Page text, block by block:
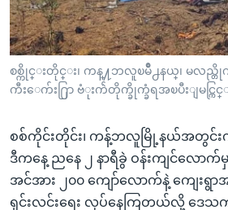
ကျော်
ကြည့်
ရန်
ရှာဖွေ
သို့
ကျော်
ရန်
ဘာသာစကားများ
စစ္ကိုင္းတိုင္း၊ ကန္႔ဘလူၿမိဳ႕နယ္၊ မလည္တို
ကီးေက်း႐ြာ ဗံုးက်ဲတိုက္ခိုက္ခံရအၿပီးျမင္ကြင္
စစ်ကိုင်းတိုင်း၊ ကန့်ဘလူမြို့နယ်အတွင်းက
ဒီကနေ့ ညနေ ၂ နာရီခွဲ ဝန်းကျင်လောက်
အင်အား ၂၀၀ ကျော်လောက်နဲ့ ကျေးရွာ
ရှင်းလင်းရေး လုပ်နေကြတယ်လို့ ဒေ